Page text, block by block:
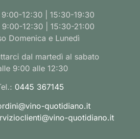
9:00-12:30 | 15:30-19:30
9:00-12:30 | 15:30-21:00
Domenica e Lunedì
dal martedì al sabato
9:00 alle 12:30
0445 367145
quotidiano.it
quotidiano.it